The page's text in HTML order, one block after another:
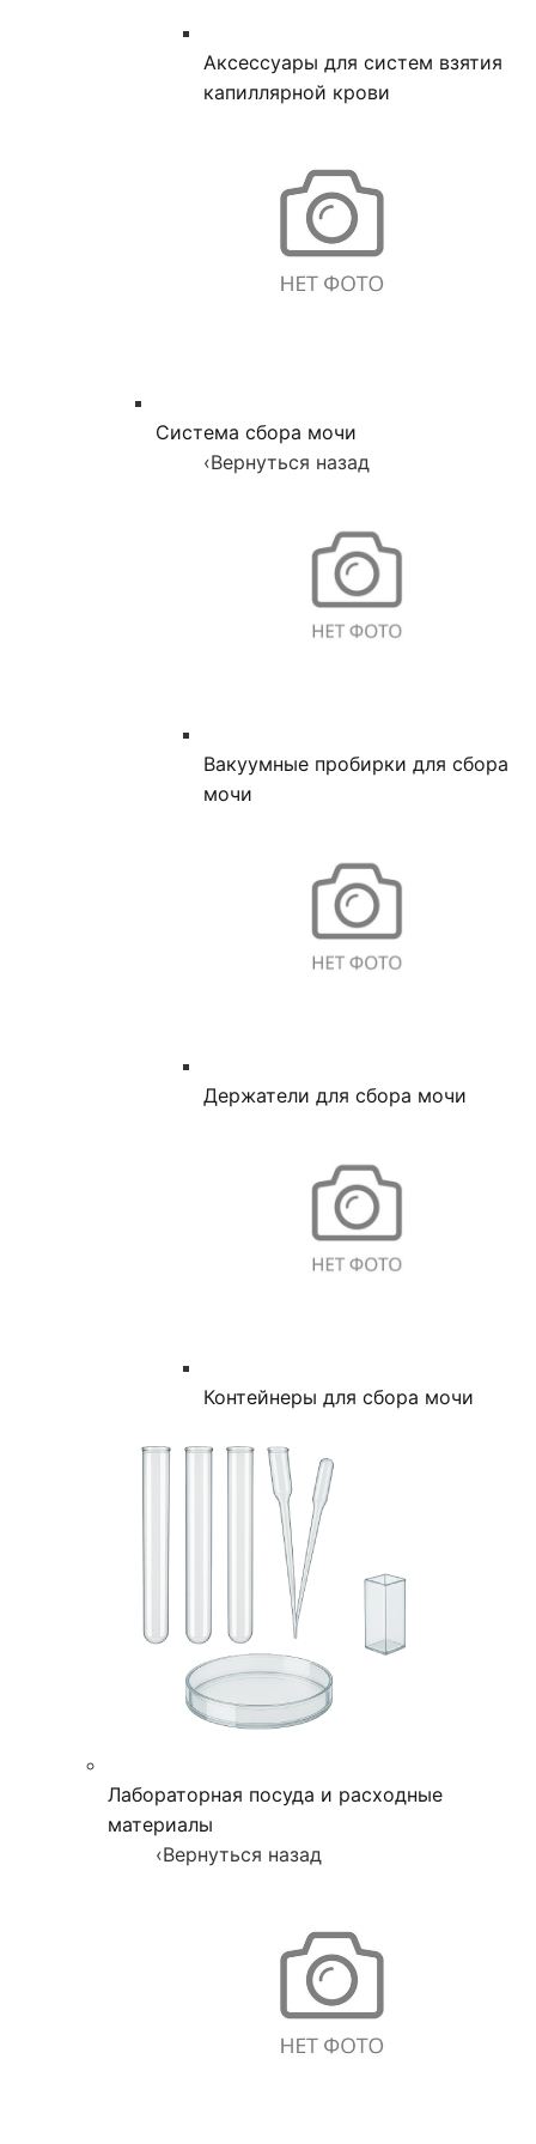
Аксессуары для систем взятия
капиллярной крови
Система сбора мочи
‹Вернуться назад
Вакуумные пробирки для сбора
мочи
Держатели для сбора мочи
Контейнеры для сбора мочи
Лабораторная посуда и расходные
материалы
‹Вернуться назад